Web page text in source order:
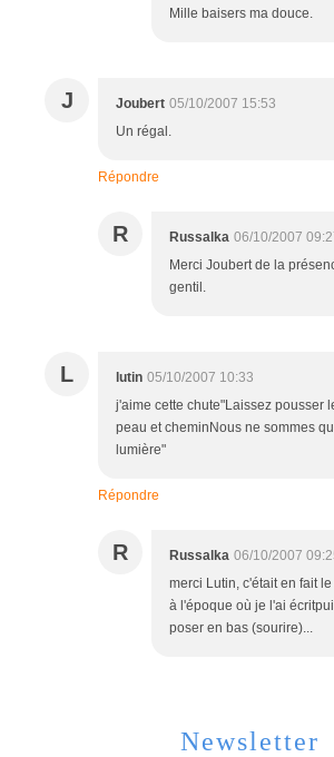
Mille baisers ma douce.
J Joubert 05/10/2007 15:53
Un régal.
Répondre
R Russalka 06/10/2007
Merci Joubert de la
gentil.
L lutin 05/10/2007 10:33
j'aime cette chute"Laissez pousser
peau et cheminNous ne sommes
lumière"
Répondre
R Russalka 06/10/2007
merci Lutin, c'était en fait
à l'époque où je l'ai
poser en bas (sourire)...
Newsletter